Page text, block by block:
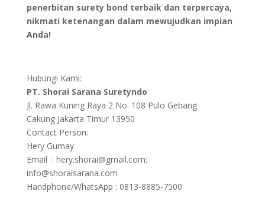
penerbitan surety bond terbaik dan terpercaya,
nikmati ketenangan dalam mewujudkan impian
Anda!
Hubungi Kami:
PT. Shorai Sarana Suretyndo
Jl. Rawa Kuning Raya 2 No. 108 Pulo Gebang
Cakung Jakarta Timur 13950
Contact Person:
Hery Gumay
Email : hery.shorai@gmail.com;
info@shoraisarana.com
Handphone/WhatsApp : 0813-8885-7500